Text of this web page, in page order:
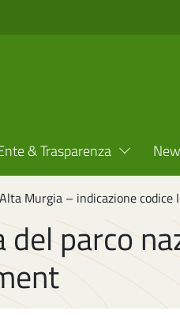
& Trasparenza
Murgia – indicazione
parco